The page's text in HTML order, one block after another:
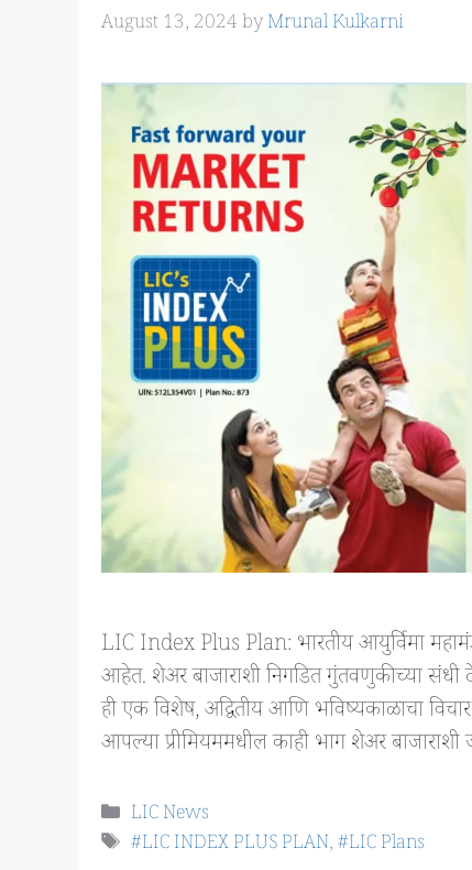
August 13, 2024byMrunal Kulkarni
LIC Index Plus Plan: भारतीय आयुर्विमा
आहेत. शेअर बाजाराशी निगडित गुंतवणुकीच्या
ही एक विशेष, अद्वितीय आणि भविष्यकाळाचा
आपल्या प्रीमियममधील काही भाग शेअर
Categories
LIC News
Tags
#LIC INDEX PLUS PLAN,#LIC Plans